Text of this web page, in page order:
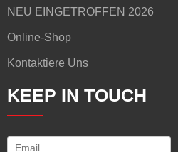
NEU EINGETROFFEN 2026
Online-Shop
Kontaktiere Uns
KEEP IN TOUCH